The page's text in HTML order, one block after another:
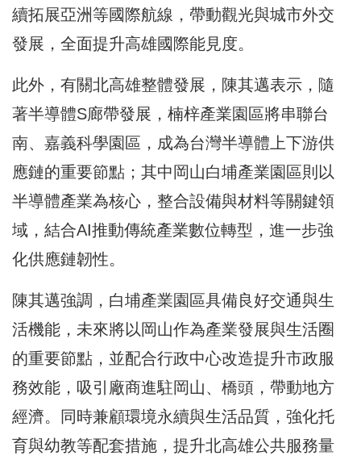
續拓展亞洲等國際航線，帶動觀光與城市外交
發展，全面提升高雄國際能見度。
此外，有關北高雄整體發展，陳其邁表示，隨
著半導體S廊帶發展，楠梓產業園區將串聯台
南、嘉義科學園區，成為台灣半導體上下游供
應鏈的重要節點；其中岡山白埔產業園區則以
半導體產業為核心，整合設備與材料等關鍵領
域，結合AI推動傳統產業數位轉型，進一步強
化供應鏈韌性。
陳其邁強調，白埔產業園區具備良好交通與生
活機能，未來將以岡山作為產業發展與生活圈
的重要節點，並配合行政中心改造提升市政服
務效能，吸引廠商進駐岡山、橋頭，帶動地方
經濟。同時兼顧環境永續與生活品質，強化托
育與幼教等配套措施，提升北高雄公共服務量